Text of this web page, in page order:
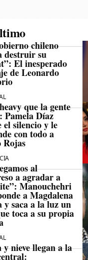
chileno
destruir su
El inesperado
de Leonardo
que la gente
Díaz
el silencio y le
con todo a
Rojas
al
a agradar a
Manouchehri
a Magdalena
y saca a la luz un
toca a su propia
nieve llegan a la